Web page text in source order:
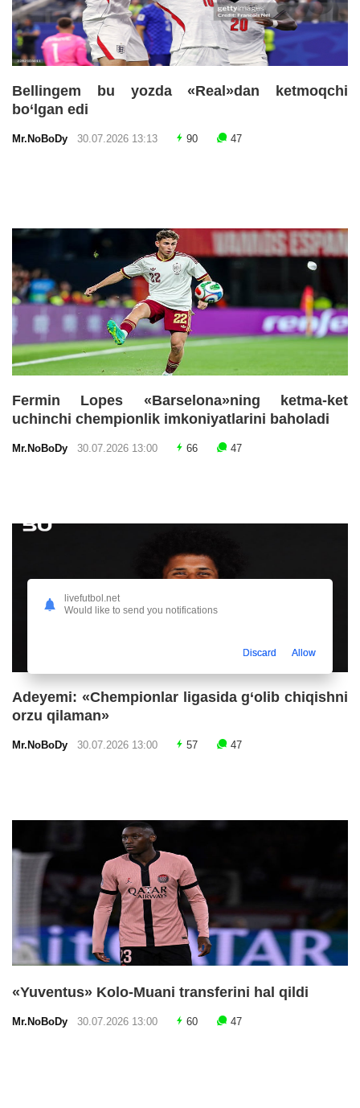
Bellingem bu yozda «Real»dan ketmoqchi
bo‘lgan edi
Mr.NoBoDy 30.07.2026 13:13 90 47
Fermin Lopes «Barselona»ning ketma-ket
uchinchi chempionlik imkoniyatlarini baholadi
Mr.NoBoDy 30.07.2026 13:00 66 47
Adeyemi: «Chempionlar ligasida g‘olib chiqishni
orzu qilaman»
Mr.NoBoDy 30.07.2026 13:00 57 47
«Yuventus» Kolo-Muani transferini hal qildi
Mr.NoBoDy 30.07.2026 13:00 60 47
livefutbol.net
Would like to send you notifications
Discard Allow